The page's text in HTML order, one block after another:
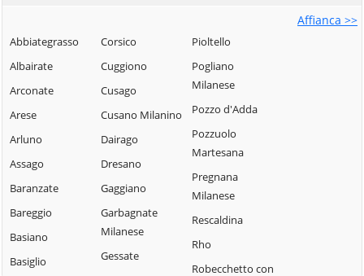
Affianca >>
Abbiategrasso
Albairate
Arconate
Arese
Arluno
Assago
Baranzate
Bareggio
Basiano
Basiglio
Corsico
Cuggiono
Cusago
Cusano Milanino
Dairago
Dresano
Gaggiano
Garbagnate
Milanese
Gessate
Pioltello
Pogliano
Milanese
Pozzo d'Adda
Pozzuolo
Martesana
Pregnana
Milanese
Rescaldina
Rho
Robecchetto con